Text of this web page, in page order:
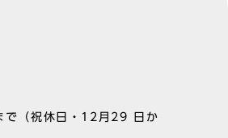
で（祝休日・12月29 日か